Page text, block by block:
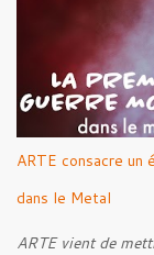
Sense Of Fear
ARTE consacre un
dans le Metal
ARTE vient de